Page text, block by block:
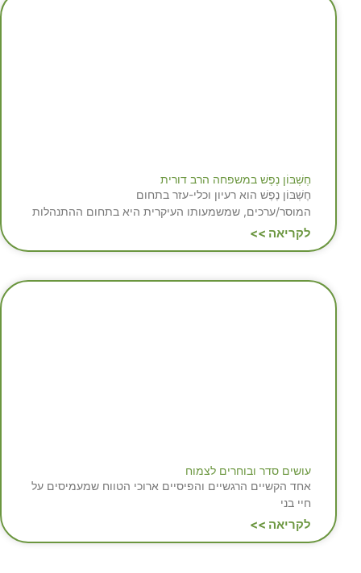
חֶשְׁבּוֹן נֶפֶשׁ במשפחה הרב דורית
חֶשְׁבּוֹן נֶפֶשׁ הוא רעיון וכלי-עזר בתחום
המוסר/ערכים, שמשמעותו העיקרית היא בתחום ההתנהלות
לקריאה >>
עושים סדר ובוחרים לצמוח
אחד הקשיים הרגשיים והפיסיים ארוכי הטווח שמעמיסים על
חיי בני
לקריאה >>